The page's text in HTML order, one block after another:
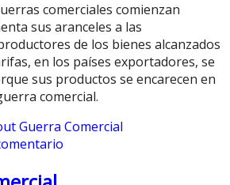
comerciales comienzan
sus aranceles a las
de los bienes alcanzados
en los países exportadores, se
sus productos se encarecen en
comercial.
Guerra Comercial